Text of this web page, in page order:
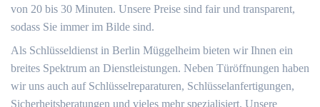
von 20 bis 30 Minuten. Unsere Preise sind fair und transparent,
sodass Sie immer im Bilde sind.
Als Schlüsseldienst in Berlin Müggelheim bieten wir Ihnen ein
breites Spektrum an Dienstleistungen. Neben Türöffnungen haben
wir uns auch auf Schlüsselreparaturen, Schlüsselanfertigungen,
Sicherheitsberatungen und vieles mehr spezialisiert. Unsere